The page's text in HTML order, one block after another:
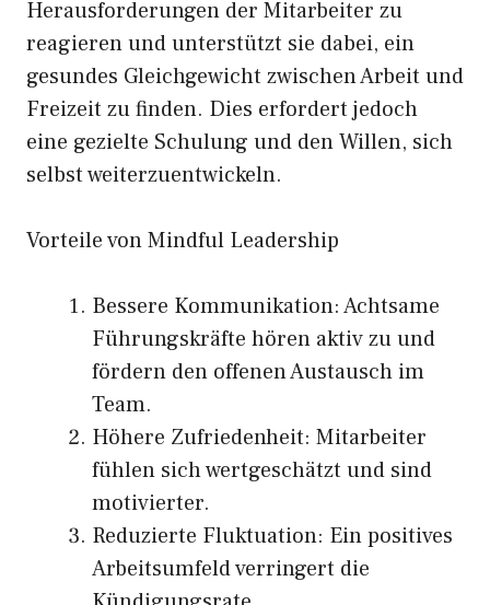
Herausforderungen der Mitarbeiter zu
reagieren und unterstützt sie dabei, ein
gesundes Gleichgewicht zwischen Arbeit und
Freizeit zu finden. Dies erfordert jedoch
eine gezielte Schulung und den Willen, sich
selbst weiterzuentwickeln.
Vorteile von Mindful Leadership
Bessere Kommunikation: Achtsame
Führungskräfte hören aktiv zu und
fördern den offenen Austausch im
Team.
Höhere Zufriedenheit: Mitarbeiter
fühlen sich wertgeschätzt und sind
motivierter.
Reduzierte Fluktuation: Ein positives
Arbeitsumfeld verringert die